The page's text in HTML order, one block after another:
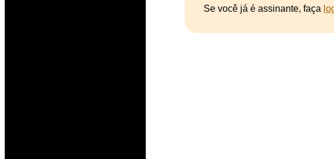
Se você já é assinante, faça